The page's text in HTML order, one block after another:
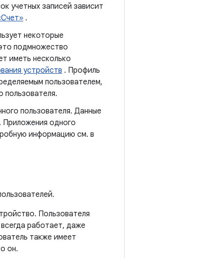
учетных записей зависит
.
некоторые
подмножество
иметь несколько
устройств . Профиль
пользователем,
пользователя. Данные
Приложения одного
информацию см. в
Пользователя
работает, даже
также имеет
он.